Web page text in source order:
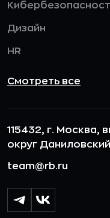
Дизайн
HR
Смотреть все
115432, г. Москва,
округ
team@rb.ru